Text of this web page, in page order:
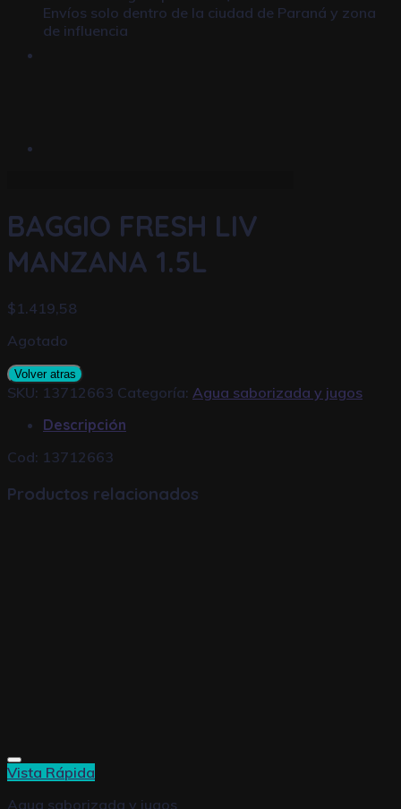
Envíos solo dentro de la ciudad de Paraná y zona
de influencia
BAGGIO FRESH LIV
MANZANA 1.5L
$ 1.419,58
Agotado
Volver atras
SKU: 13712663 Categoría: Agua saborizada y jugos
Descripción
Cod: 13712663
Productos relacionados
Vista Rápida
Agua saborizada y jugos